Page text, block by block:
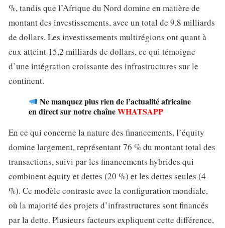
%, tandis que l’Afrique du Nord domine en matière de
montant des investissements, avec un total de 9,8 milliards
de dollars. Les investissements multirégions ont quant à
eux atteint 15,2 milliards de dollars, ce qui témoigne
d’une intégration croissante des infrastructures sur le
continent.
Ne manquez plus rien de l’actualité africaine
en direct sur notre chaîneWHATSAPP
En ce qui concerne la nature des financements, l’équity
domine largement, représentant 76 % du montant total des
transactions, suivi par les financements hybrides qui
combinent equity et dettes (20 %) et les dettes seules (4
%). Ce modèle contraste avec la configuration mondiale,
où la majorité des projets d’infrastructures sont financés
par la dette. Plusieurs facteurs expliquent cette différence,